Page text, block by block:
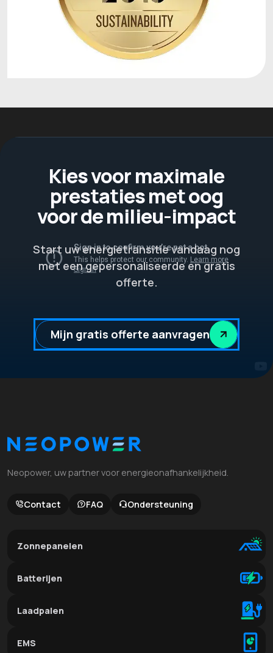
Kies voor maximale
prestaties met oog
voor de milieu-impact
Start uw energietransitie vandaag nog
met een gepersonaliseerde en gratis
offerte.
Mijn gratis offerte aanvragen
Neopower, uw partner voor energieonafhankelijkheid.
Contact FAQ Ondersteuning
Zonnepanelen
Batterijen
Laadpalen
EMS